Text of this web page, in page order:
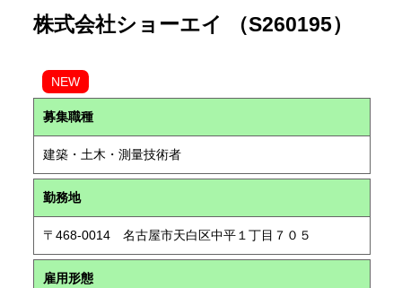
株式会社ショーエイ （S260195）
NEW
募集職種
建築・土木・測量技術者
勤務地
〒468-0014 名古屋市天白区中平１丁目７０５
雇用形態